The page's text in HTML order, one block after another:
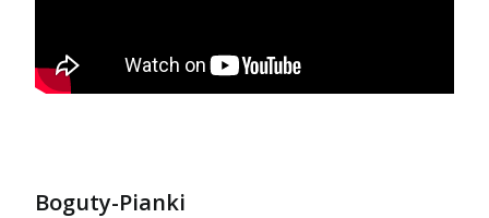
Boguty-Pianki